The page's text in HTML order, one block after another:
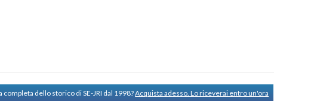
dello storico di SE-JRI dal 1998?Acquista adesso. Lo riceverai entro un'ora